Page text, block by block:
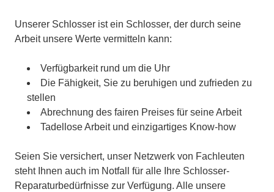
Unserer Schlosser ist ein Schlosser, der durch seine
Arbeit unsere Werte vermitteln kann:
Verfügbarkeit rund um die Uhr
Die Fähigkeit, Sie zu beruhigen und zufrieden zu
stellen
Abrechnung des fairen Preises für seine Arbeit
Tadellose Arbeit und einzigartiges Know-how
Seien Sie versichert, unser Netzwerk von Fachleuten
steht Ihnen auch im Notfall für alle Ihre Schlosser-
Reparaturbedürfnisse zur Verfügung. Alle unsere